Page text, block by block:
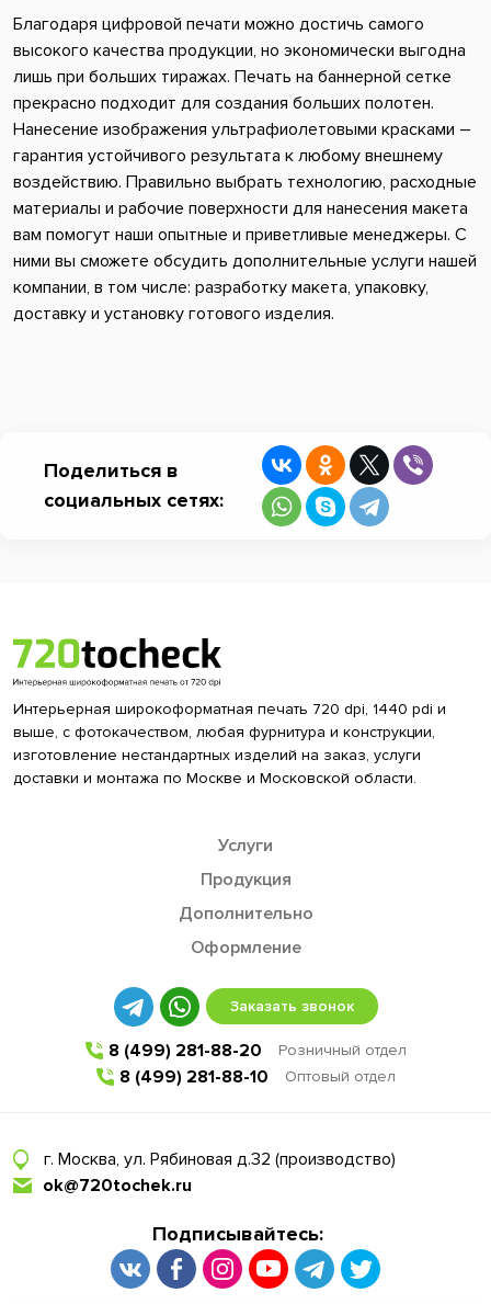
Благодаря цифровой печати можно достичь самого
высокого качества продукции, но экономически выгодна
лишь при больших тиражах. Печать на баннерной сетке
прекрасно подходит для создания больших полотен.
Нанесение изображения ультрафиолетовыми красками –
гарантия устойчивого результата к любому внешнему
воздействию. Правильно выбрать технологию, расходные
материалы и рабочие поверхности для нанесения макета
вам помогут наши опытные и приветливые менеджеры. С
ними вы сможете обсудить дополнительные услуги нашей
компании, в том числе: разработку макета, упаковку,
доставку и установку готового изделия.
Поделиться в
социальных сетях:
Интерьерная широкоформатная печать 720 dpi, 1440 pdi и
выше, с фотокачеством, любая фурнитура и конструкции,
изготовление нестандартных изделий на заказ, услуги
доставки и монтажа по Москве и Московской области.
Услуги
Продукция
Дополнительно
Оформление
Заказать звонок
8 (499) 281-88-20 Розничный отдел
8 (499) 281-88-10 Оптовый отдел
г. Москва, ул. Рябиновая д.32 (производство)
ok@720tochek.ru
Подписывайтесь: